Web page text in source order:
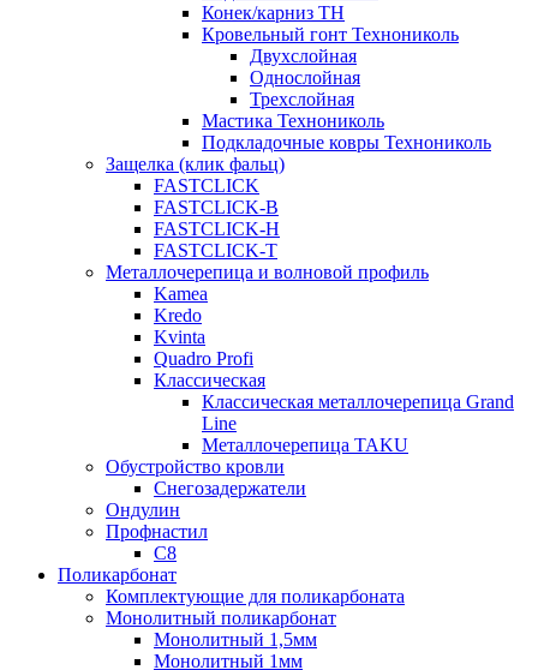
Конек/карниз ТН
Кровельный гонт Технониколь
Двухслойная
Однослойная
Трехслойная
Мастика Технониколь
Подкладочные ковры Технониколь
Защелка (клик фальц)
FASTCLICK
FASTCLICK-B
FASTCLICK-H
FASTCLICK-T
Металлочерепица и волновой профиль
Kamea
Kredo
Kvinta
Quadro Profi
Классическая
Классическая металлочерепица Grand
Line
Металлочерепица TAKU
Обустройство кровли
Снегозадержатели
Ондулин
Профнастил
С8
Поликарбонат
Комплектующие для поликарбоната
Монолитный поликарбонат
Монолитный 1,5мм
Монолитный 1мм